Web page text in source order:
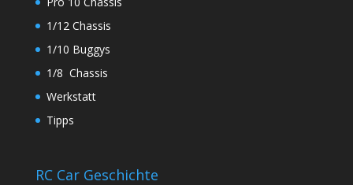
1/12 Chassis
1/10 Buggys
1/8 Chassis
Werkstatt
Tipps
RC Car Geschichte